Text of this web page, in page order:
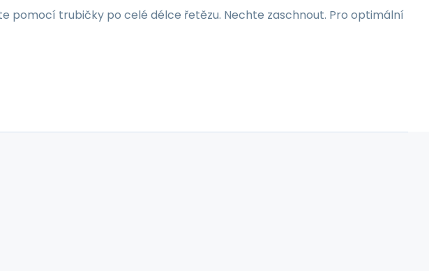
pomocí trubičky po celé délce řetězu. Nechte zaschnout. Pro optimální